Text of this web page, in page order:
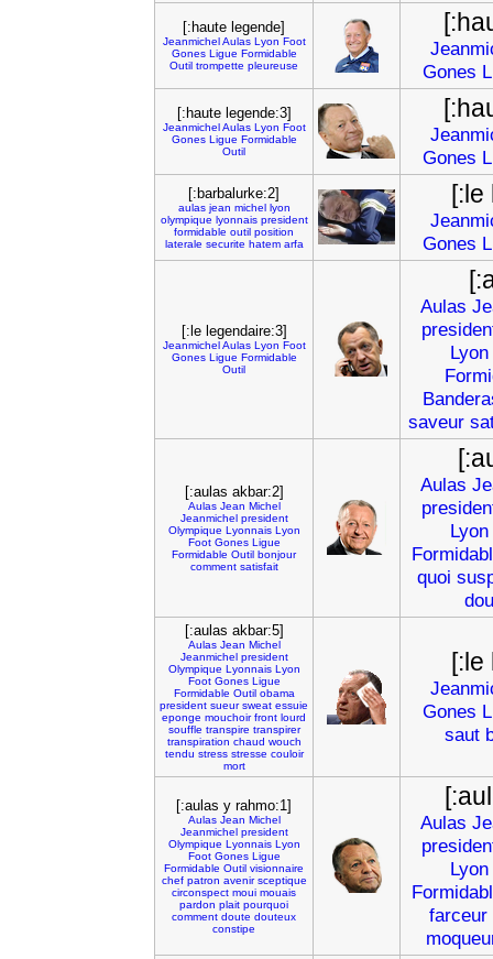
[:haute legende]
Jeanmichel Aulas Lyon Foot
Gones Ligue Formidable
Outil trompette pleureuse
Gones
[:haute legende:3]
Jeanmichel Aulas Lyon Foot
Gones Ligue Formidable
Outil
Gones
[:barbalurke:2]
aulas jean michel lyon
olympique lyonnais president
formidable outil position
laterale securite hatem arfa
[:le
Gones
[:le legendaire:3]
Jeanmichel Aulas Lyon Foot
Gones Ligue Formidable
Outil
Aulas
Lyon
saveur
[:aulas akbar:2]
Aulas Jean Michel
Jeanmichel president
Olympique Lyonnais Lyon
Foot Gones Ligue
Formidable Outil bonjour
comment satisfait
Aulas
Lyon
quoi
[:aulas akbar:5]
Aulas Jean Michel
Jeanmichel president
Olympique Lyonnais Lyon
Foot Gones Ligue
Formidable Outil obama
president sueur sweat essuie
eponge mouchoir front lourd
souffle transpire transpirer
transpiration chaud wouch
tendu stress stresse couloir
mort
[:le
Gones
saut
[:aulas y rahmo:1]
Aulas Jean Michel
Jeanmichel president
Olympique Lyonnais Lyon
Foot Gones Ligue
Formidable Outil visionnaire
chef patron avenir sceptique
circonspect moui mouais
pardon plait pourquoi
comment doute douteux
constipe
Aulas
Lyon
farceur